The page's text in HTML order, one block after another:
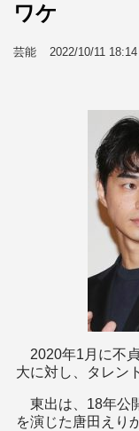
ワケ
芸能 2022/10/11 18:14
2020年1月に不
大に対し、タレン
東出は、18年公
を演じた唐田えり